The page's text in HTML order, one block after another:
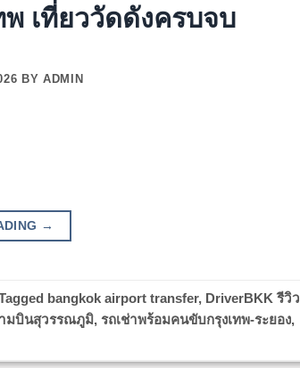
เที่ยววัดดังครบจบ
BYADMIN
→
bangkok airport transfer, DriverBKK รีวิว
มบินสุวรรณภูมิ, รถเช่าพร้อมคนขับกรุงเทพ-ระยอง,